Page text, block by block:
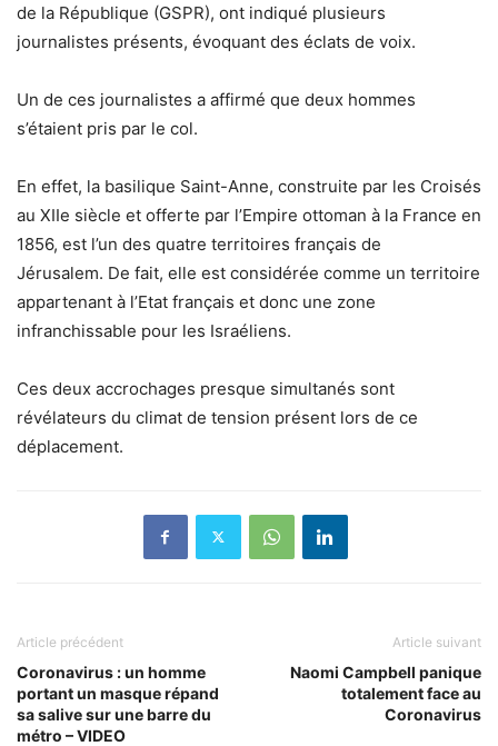
de la République (GSPR), ont indiqué plusieurs
journalistes présents, évoquant des éclats de voix.
Un de ces journalistes a affirmé que deux hommes
s’étaient pris par le col.
En effet, la basilique Saint-Anne, construite par les Croisés
au XIIe siècle et offerte par l’Empire ottoman à la France en
1856, est l’un des quatre territoires français de
Jérusalem. De fait, elle est considérée comme un territoire
appartenant à l’Etat français et donc une zone
infranchissable pour les Israéliens.
Ces deux accrochages presque simultanés sont
révélateurs du climat de tension présent lors de ce
déplacement.
Article précédent
Coronavirus : un homme
portant un masque répand
sa salive sur une barre du
métro – VIDEO
Article suivant
Naomi Campbell panique
totalement face au
Coronavirus